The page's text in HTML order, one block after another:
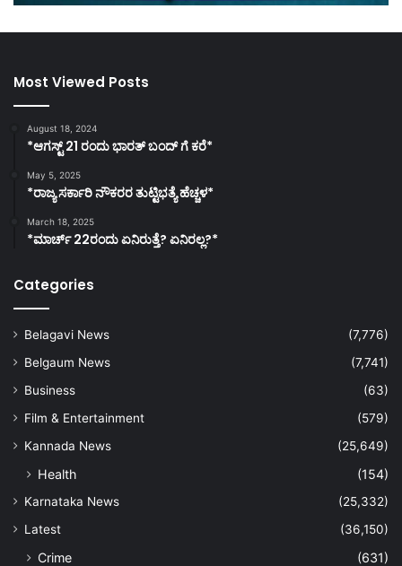
Most Viewed Posts
August 18, 2024
*ಆಗಸ್ಟ್ 21 ರಂದು ಭಾರತ್‌ ಬಂದ್‌ ಗೆ ಕರೆ*
May 5, 2025
*ರಾಜ್ಯ ಸರ್ಕಾರಿ ನೌಕರರ ತುಟ್ಟಿಭತ್ಯೆ ಹೆಚ್ಚಳ*
March 18, 2025
*ಮಾರ್ಚ್ 22ರಂದು ಏನಿರುತ್ತೆ? ಏನಿರಲ್ಲ?*
Categories
Belagavi News
(7,776)
Belgaum News
(7,741)
Business
(63)
Film & Entertainment
(579)
Kannada News
(25,649)
Health (154)
Karnataka News
(25,332)
Latest
(36,150)
Crime
(631)